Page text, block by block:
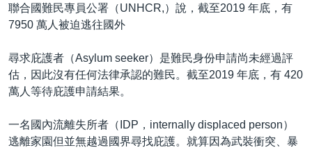
聯合國難民專員公署（UNHCR,）說，截至2019 年底，有
7950 萬人被迫逃往國外
尋求庇護者（Asylum seeker）是難民身份申請尚未經過評
估，因此沒有任何法律承認的難民。截至2019 年底，有 420
萬人等待庇護申請結果。
一名國內流離失所者（IDP，internally displaced person）
逃離家園但並無越過國界尋找庇護。就算因為武裝衝突、暴